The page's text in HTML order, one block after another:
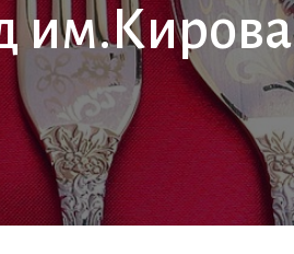
им.Кирова